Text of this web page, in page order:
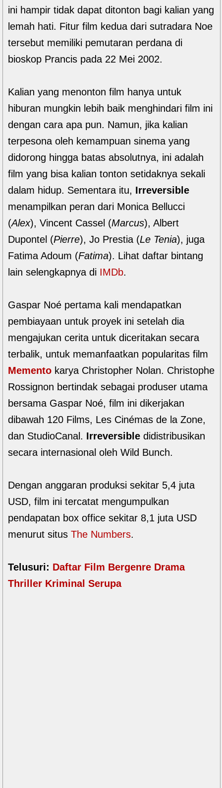
ini hampir tidak dapat ditonton bagi kalian yang
lemah hati. Fitur film kedua dari sutradara Noe
tersebut memiliki pemutaran perdana di
bioskop Prancis pada 22 Mei 2002.
Kalian yang menonton film hanya untuk
hiburan mungkin lebih baik menghindari film ini
dengan cara apa pun. Namun, jika kalian
terpesona oleh kemampuan sinema yang
didorong hingga batas absolutnya, ini adalah
film yang bisa kalian tonton setidaknya sekali
dalam hidup. Sementara itu, Irreversible
menampilkan peran dari Monica Bellucci
(Alex), Vincent Cassel (Marcus), Albert
Dupontel (Pierre), Jo Prestia (Le Tenia), juga
Fatima Adoum (Fatima). Lihat daftar bintang
lain selengkapnya di IMDb.
Gaspar Noé pertama kali mendapatkan
pembiayaan untuk proyek ini setelah dia
mengajukan cerita untuk diceritakan secara
terbalik, untuk memanfaatkan popularitas film
Memento karya Christopher Nolan. Christophe
Rossignon bertindak sebagai produser utama
bersama Gaspar Noé, film ini dikerjakan
dibawah 120 Films, Les Cinémas de la Zone,
dan StudioCanal. Irreversible didistribusikan
secara internasional oleh Wild Bunch.
Dengan anggaran produksi sekitar 5,4 juta
USD, film ini tercatat mengumpulkan
pendapatan box office sekitar 8,1 juta USD
menurut situs The Numbers.
Telusuri: Daftar Film Bergenre Drama
Thriller Kriminal Serupa